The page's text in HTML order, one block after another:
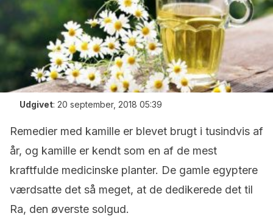
Udgivet: 20 september, 2018 05:39
Remedier med kamille er blevet brugt i tusindvis af
år, og kamille er kendt som en af de mest
kraftfulde medicinske planter. De gamle egyptere
værdsatte det så meget, at de dedikerede det til
Ra, den øverste solgud.